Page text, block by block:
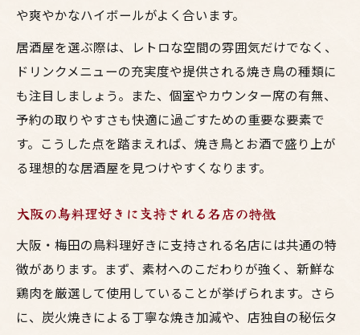
や爽やかなハイボールがよく合います。
居酒屋を選ぶ際は、レトロな空間の雰囲気だけでなく、
ドリンクメニューの充実度や提供される焼き鳥の種類に
も注目しましょう。また、個室やカウンター席の有無、
予約の取りやすさも快適に過ごすための重要な要素で
す。こうした点を踏まえれば、焼き鳥とお酒で盛り上が
る理想的な居酒屋を見つけやすくなります。
大阪の鳥料理好きに支持される名店の特徴
大阪・梅田の鳥料理好きに支持される名店には共通の特
徴があります。まず、素材へのこだわりが強く、新鮮な
鶏肉を厳選して使用していることが挙げられます。さら
に、炭火焼きによる丁寧な焼き加減や、店独自の秘伝タ